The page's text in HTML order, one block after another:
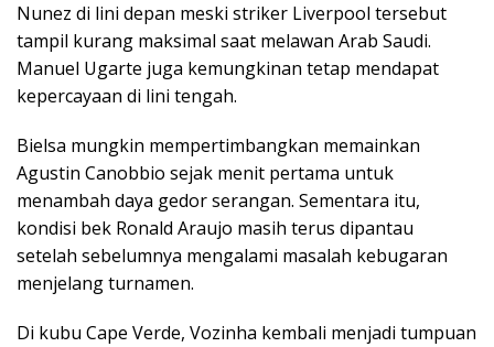
Nunez di lini depan meski striker Liverpool tersebut
tampil kurang maksimal saat melawan Arab Saudi.
Manuel Ugarte juga kemungkinan tetap mendapat
kepercayaan di lini tengah.
Bielsa mungkin mempertimbangkan memainkan
Agustin Canobbio sejak menit pertama untuk
menambah daya gedor serangan. Sementara itu,
kondisi bek Ronald Araujo masih terus dipantau
setelah sebelumnya mengalami masalah kebugaran
menjelang turnamen.
Di kubu Cape Verde, Vozinha kembali menjadi tumpuan